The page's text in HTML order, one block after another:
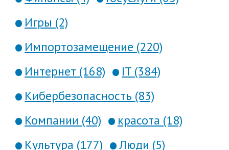
Игры (2)
Импортозамещение (220)
Интернет (168)
IT (384)
Кибербезопасность (83)
Компании (40)
красота (18)
Культура (177)
Люди (5)